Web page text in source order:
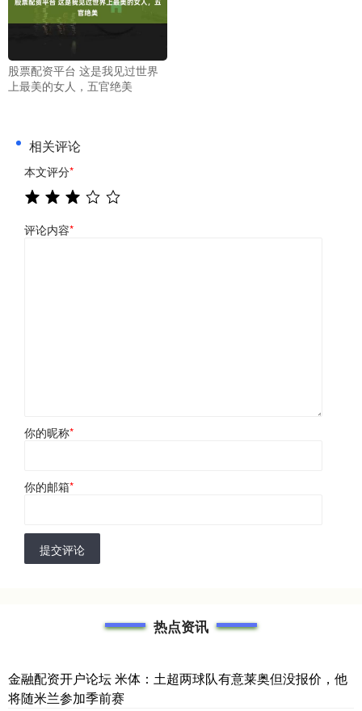
股票配资平台 这是我见过世界
上最美的女人，五官绝美
相关评论
本文评分*
评论内容*
你的昵称*
你的邮箱*
提交评论
热点资讯
金融配资开户论坛 米体：土超两球队有意莱奥但没报价，他
将随米兰参加季前赛